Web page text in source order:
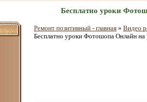
Бесплатно уроки
Ремонт позитивный - главная » Видео
Бесплатно уроки Фотошопа Онлайн на